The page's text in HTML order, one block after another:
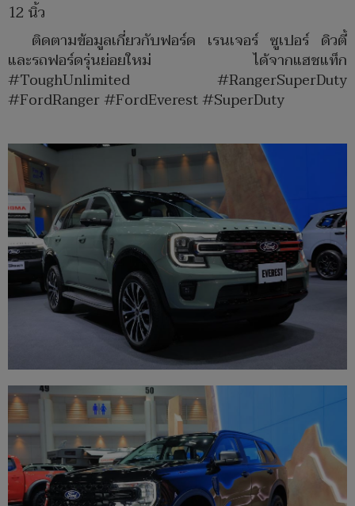
12 นิ้ว
ติดตามข้อมูลเกี่ยวกับฟอร์ด เรนเจอร์ ซูเปอร์ ดิวตี้
และรถฟอร์ดรุ่นย่อยใหม่ ได้จากแฮชแท็ก
#ToughUnlimited #RangerSuperDuty
#FordRanger #FordEverest #SuperDuty